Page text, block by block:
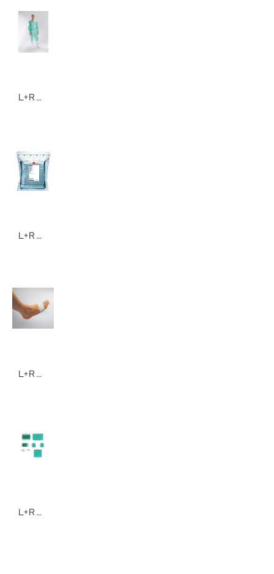
L+R Sentina Schutzmantel Besucherkittel
L+R Raucodrape Arthroskopie Sets 10 Stück
L+R Raucolast Fixierbinden Fixierbinden von Lohmann & Rauscher in verschiedenen Ausführungen
L+R Raucodrape PRO Universal-Set OP-Abdeckung Set II steril 11 Sets